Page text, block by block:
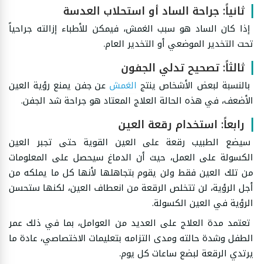
ثانياً: جراحة الساد أو استحلاب العدسة
إذا كان الساد هو سبب الغمش، فيمكن للأطباء إزالته جراحياً
تحت التخدير الموضعي أو التخدير العام.
ثالثاً: تصحيح تدلي الجفون
بالنسبة لبعض الأشخاص ينتج الغمش عن جفن يمنع رؤية العين
الأضعف، في هذه الحالة العلاج المعتاد هو جراحة شد الجفن.
رابعاً: استخدام رقعة العين
سيضع الطبيب رقعة على العين القوية حتى تجبر العين
الكسولة على العمل، حيث أن الدماغ سيحصل على المعلومات
من تلك العين فقط ولن يقوم بتجاهلها لأنها كل ما يملكه من
أجل الرؤية، لن تتخلص الرقعة من انعطاف العين، لكنها ستحسن
الرؤية في العين الكسولة.
تعتمد مدة العلاج على العديد من العوامل، بما في ذلك عمر
الطفل وشدة حالته ومدى التزامه بتعليمات الاختصاصي، عادة ما
يرتدي الرقعة لبضع ساعات كل يوم.